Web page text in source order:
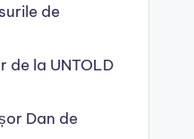
de
la UNTOLD
Dan de